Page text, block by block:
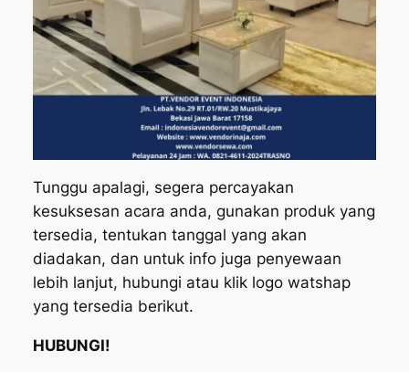
Tunggu apalagi, segera percayakan
kesuksesan acara anda, gunakan produk yang
tersedia, tentukan tanggal yang akan
diadakan, dan untuk info juga penyewaan
lebih lanjut, hubungi atau klik logo watshap
yang tersedia berikut.
HUBUNGI!